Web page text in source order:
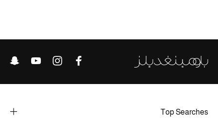
عرض جميع المنتجات
خصومات
Top Searches